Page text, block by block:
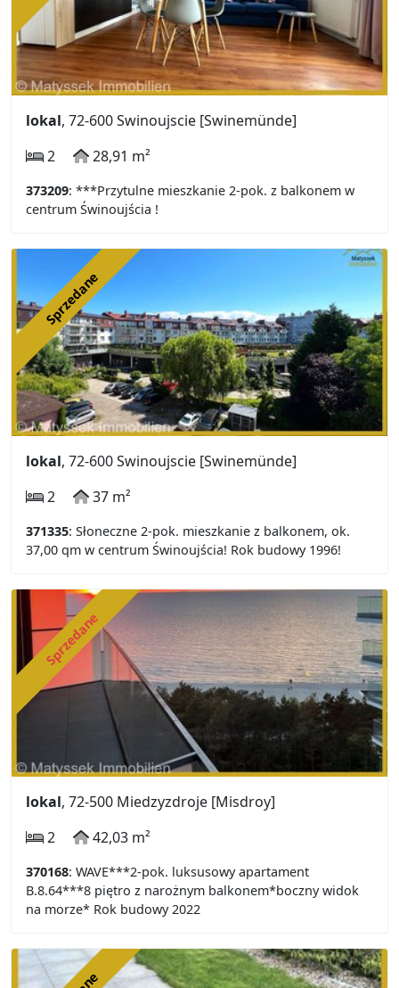
lokal, 72-600 Swinoujscie [Swinemünde]
2
28,91 m²
373209: ***Przytulne mieszkanie 2-pok. z balkonem w
centrum Świnoujścia !
Sprzedane
lokal, 72-600 Swinoujscie [Swinemünde]
2
37 m²
371335: Słoneczne 2-pok. mieszkanie z balkonem, ok.
37,00 qm w centrum Świnoujścia! Rok budowy 1996!
Sprzedane
lokal, 72-500 Miedzyzdroje [Misdroy]
2
42,03 m²
370168: WAVE***2-pok. luksusowy apartament
B.8.64***8 piętro z narożnym balkonem*boczny widok
na morze* Rok budowy 2022